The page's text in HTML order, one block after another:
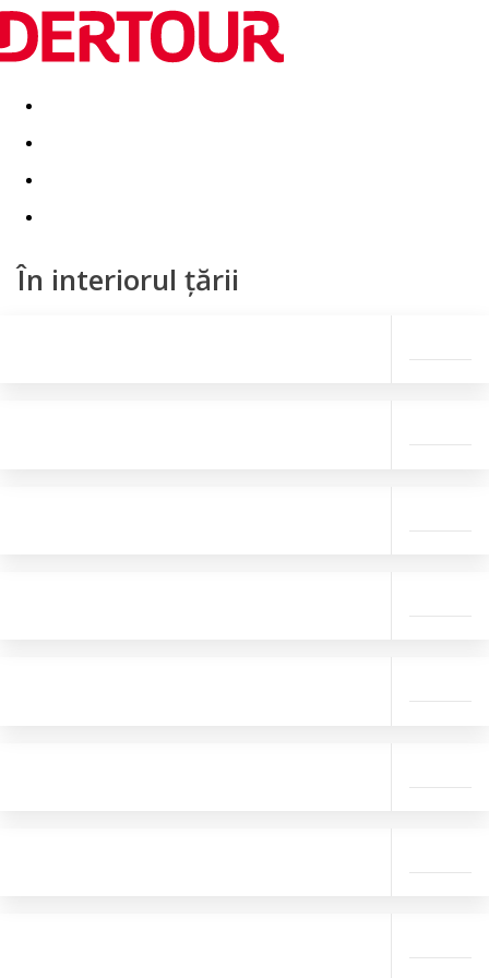
Destinatii Vacanta perfecta OFERTE DE NERATAT
În interiorul țării